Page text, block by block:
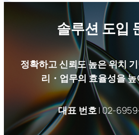
솔루션 도입
정확하고 신뢰도 높은 위치
리・업무의 효율성을
대표 번호| 02-